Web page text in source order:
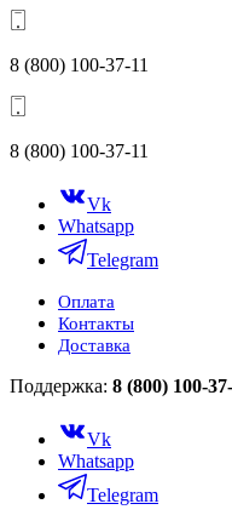
8 (800) 100-37-11
8 (800) 100-37-11
Vk
Whatsapp
Telegram
Оплата
Контакты
Доставка
Поддержка: 8 (800) 100-
Vk
Whatsapp
Telegram